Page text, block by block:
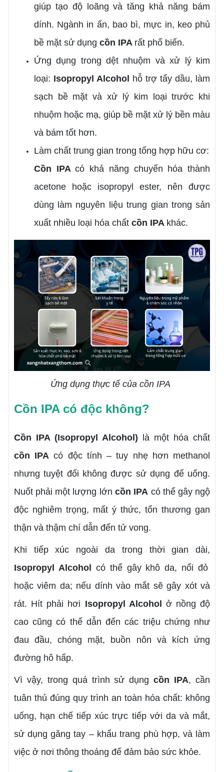
giúp tạo độ loãng và tăng khả năng bám
dính. Ngành in ấn, bao bì, mực in, keo phủ
bề mặt sử dụng cồn IPA rất phổ biến.
Ứng dụng trong dệt nhuộm và xử lý kim
loại: Isopropyl Alcohol
hỗ trợ tẩy dầu, làm
sạch bề mặt và xử lý kim loại trước khi
nhuộm hoặc mạ, giúp bề mặt xử lý bền màu
và bám tốt hơn.
Làm chất trung gian trong tổng hợp hữu cơ:
Cồn IPAcó khả năng chuyển hóa thành
acetone hoặc isopropyl ester, nên được
dùng làm nguyên liệu trung gian trong sản
xuất nhiều loại hóa chất cồn IPA khác.
Ứng dụng thực tế của cồn IPA
Cồn IPA có độc không?
Cồn IPA (Isopropyl Alcohol)
là một hóa chất
cồn IPA có độc tính – tuy nhẹ hơn methanol
nhưng tuyệt đối không được sử dụng để uống.
Nuốt phải một lượng lớn cồn IPA có thể gây ngộ
độc nghiêm trọng, mất ý thức, tổn thương gan
thận và thậm chí dẫn đến tử vong.
Khi tiếp xúc ngoài da trong thời gian dài,
Isopropyl Alcohol
có thể gây khô da, nổi đỏ
hoặc viêm da; nếu dính vào mắt sẽ gây xót và
rát. Hít phải hơi Isopropyl Alcohol
ở nồng độ
cao cũng có thể dẫn đến các triệu chứng như
đau đầu, chóng mặt, buồn nôn và kích ứng
đường hô hấp.
Vì vậy, trong quá trình sử dụng cồn IPA, cần
tuân thủ đúng quy trình an toàn hóa chất: không
uống, hạn chế tiếp xúc trực tiếp với da và mắt,
sử dụng găng tay – khẩu trang phù hợp, và làm
việc ở nơi thông thoáng để đảm bảo sức khỏe.